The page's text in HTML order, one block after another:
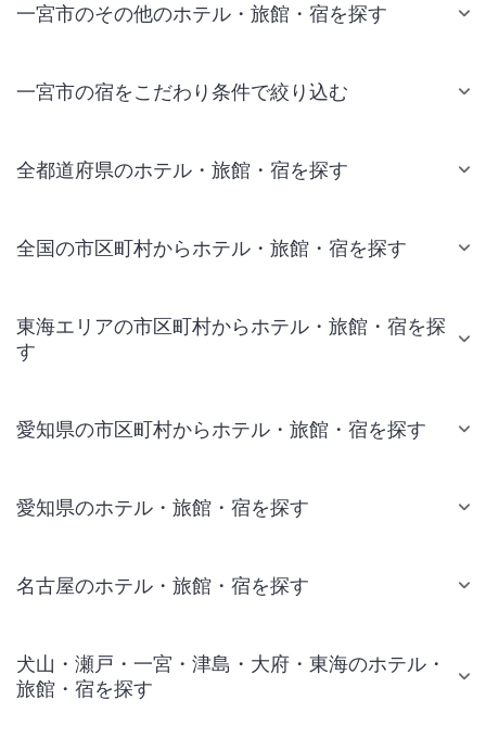
一宮市のその他のホテル・旅館・宿を探す
一宮市の宿をこだわり条件で絞り込む
全都道府県のホテル・旅館・宿を探す
全国の市区町村からホテル・旅館・宿を探す
東海エリアの市区町村からホテル・旅館・宿を探
す
愛知県の市区町村からホテル・旅館・宿を探す
愛知県のホテル・旅館・宿を探す
名古屋のホテル・旅館・宿を探す
犬山・瀬戸・一宮・津島・大府・東海のホテル・
旅館・宿を探す